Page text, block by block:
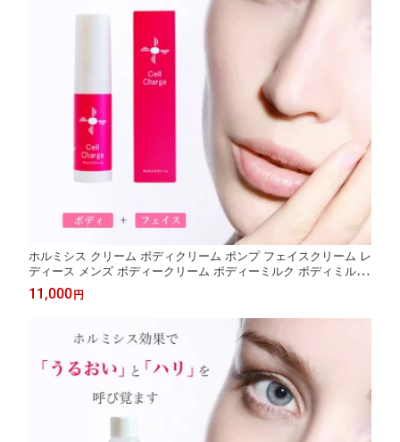
ホルミシス クリーム ボディクリーム ポンプ フェイスクリーム レ
ディース メンズ ボディークリーム ボディーミルク ボディミルク
スキンクリーム スキンミルク 玉川温泉 三朝温泉 商品 製品 ラド
ン 鉱石 バドガシュタイン鉱石
11,000円